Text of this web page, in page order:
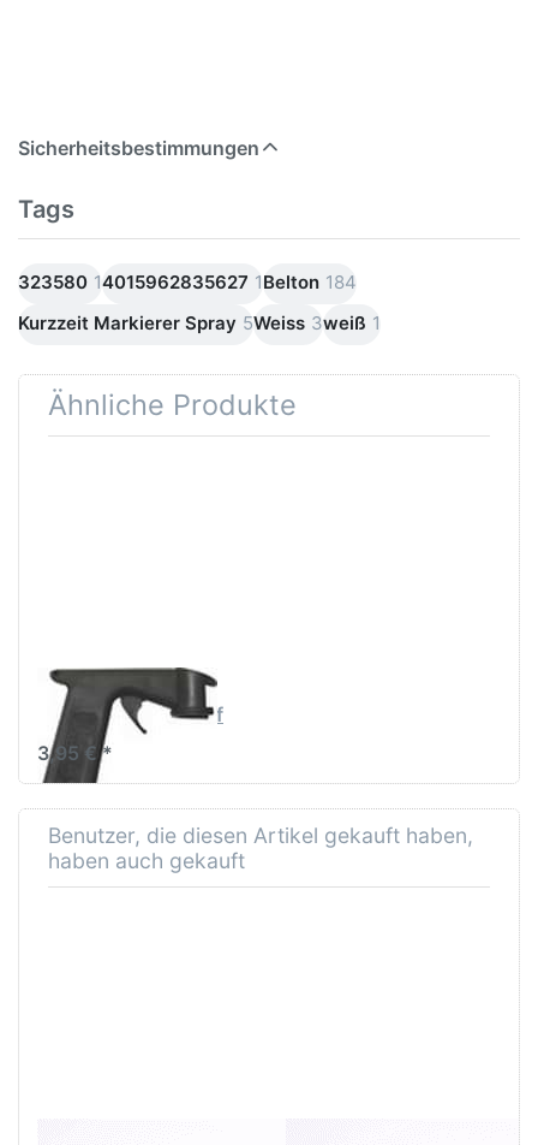
Sicherheitsbestimmungen
Tags
323580 14015962835627 1Belton 184
Kurzzeit Markierer Spray 5Weiss 3weiß 1
Ähnliche Produkte
SPRAYMAX
SprayMax Handgriff
3,95 € *
Benutzer, die diesen Artikel gekauft haben,
haben auch gekauft